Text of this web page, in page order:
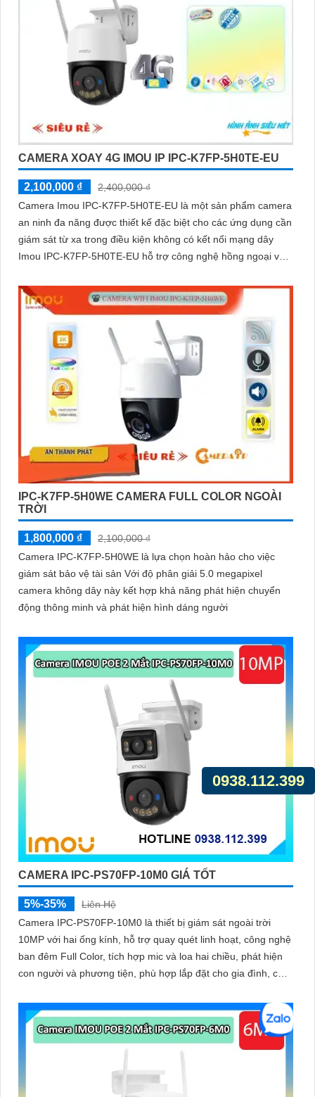
CAMERA XOAY 4G IMOU IP IPC-K7FP-5H0TE-EU
2,100,000 ₫
2,400,000 ₫
Camera Imou IPC-K7FP-5H0TE-EU là một sản phẩm camera
an ninh đa năng được thiết kế đặc biệt cho các ứng dụng cần
giám sát từ xa trong điều kiện không có kết nối mạng dây
Imou IPC-K7FP-5H0TE-EU hỗ trợ công nghệ hồng ngoại với
IPC-K7FP-5H0WE CAMERA FULL COLOR NGOÀI
TRỜI
1,800,000 ₫
2,100,000 ₫
Camera IPC-K7FP-5H0WE là lựa chọn hoàn hảo cho việc
giám sát bảo vệ tài sản Với độ phân giải 5.0 megapixel
camera không dây này kết hợp khả năng phát hiện chuyển
động thông minh và phát hiện hình dáng người
CAMERA IPC-PS70FP-10M0 GIÁ TỐT
5%-35%
Liên Hệ
Camera IPC-PS70FP-10M0 là thiết bị giám sát ngoài trời
10MP với hai ống kính, hỗ trợ quay quét linh hoạt, công nghệ
ban đêm Full Color, tích hợp mic và loa hai chiều, phát hiện
con người và phương tiện, phù hợp lắp đặt cho gia đình, cửa
0938.112.399